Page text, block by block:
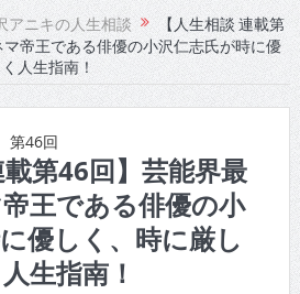
号
号
号
号
号
号
号
アニキの人生相談
【人生相談 連載第
帝王である俳優の小沢仁志氏が時に優
人生指南！
第46回
載第46回】芸能界最
王である俳優の小
優しく、時に厳し
生指南！